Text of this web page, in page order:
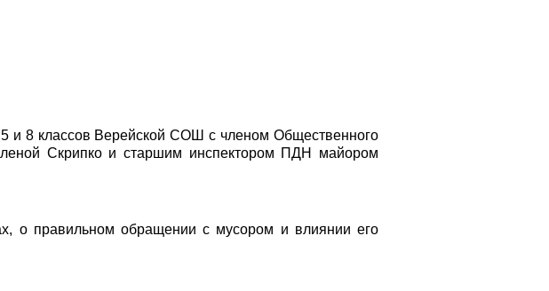
и 8 классов Верейской СОШ с членом Общественного
Скрипко и старшим инспектором ПДН майором
о правильном обращении с мусором и влиянии его